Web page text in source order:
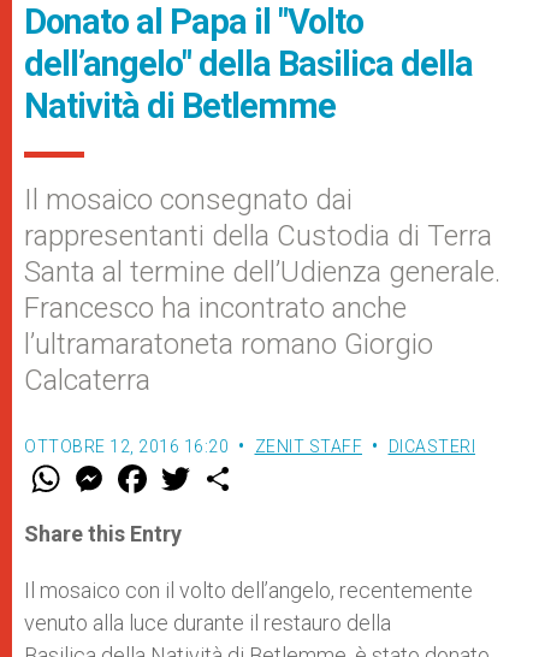
Donato al Papa il "Volto
dell’angelo" della Basilica della
Natività di Betlemme
Il mosaico consegnato dai
rappresentanti della Custodia di Terra
Santa al termine dell’Udienza generale.
Francesco ha incontrato anche
l’ultramaratoneta romano Giorgio
Calcaterra
OTTOBRE 12, 2016 16:20 ZENIT STAFF DICASTERI
W
t
s
p
p
M
e
s
e
g
e
r
F
a
e
b
o
k
w
r
Share this Entry
Il mosaico con il volto dell’angelo, recentemente
venuto alla luce durante il restauro della